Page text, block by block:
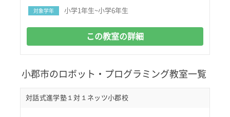
対象学年 小学1年生~小学6年生
この教室の詳細
小郡市のロボット・プログラミング教室一覧
対話式進学塾１対１ネッツ小郡校